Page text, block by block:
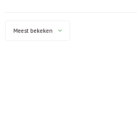
Meest bekeken